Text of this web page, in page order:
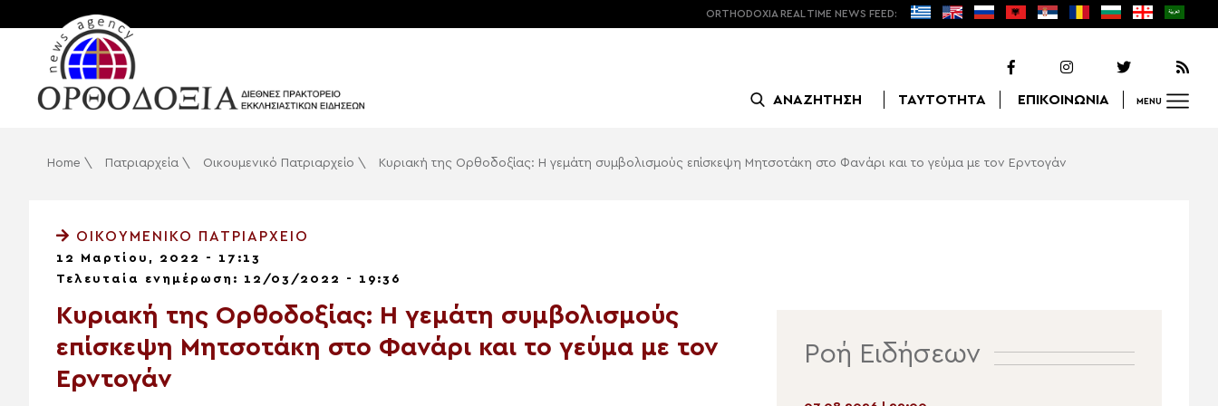
ORTHODOXIA REAL TIME NEWS FEED:
ΑΝΑΖΗΤΗΣΗ ΤΑΥΤΟΤΗΤΑ ΕΠΙΚΟΙΝΩΝΙΑ MENU
Αναζήτηση
Home \ Πατριαρχεία \ Οικουμενικό Πατριαρχείο \ Κυριακή της Ορθοδοξίας: Η γεμάτη συμβολισμούς επίσκεψη Μητσοτάκη στο Φανάρι και το γεύμα με τον Ερντογάν
ΟΙΚΟΥΜΕΝΙΚΌ ΠΑΤΡΙΑΡΧΕΊΟ
12 Μαρτίου, 2022 - 17:13
Τελευταία ενημέρωση: 12/03/2022 - 19:36
Κυριακή της Ορθοδοξίας: Η γεμάτη συμβολισμούς
επίσκεψη Μητσοτάκη στο Φανάρι και το γεύμα με τον
Ερντογάν
Ροή Ειδήσεων